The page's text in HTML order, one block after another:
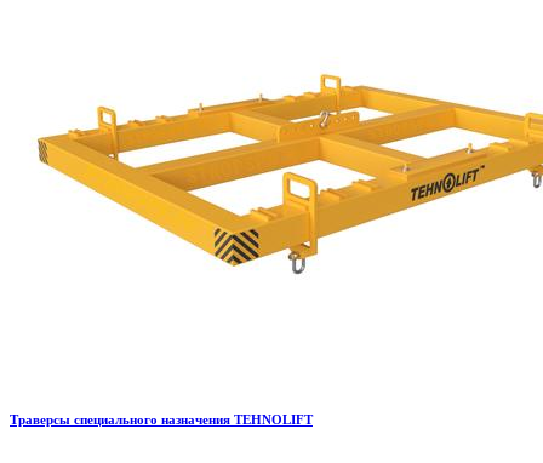
Траверсы специального назначения TEHNOLIFT